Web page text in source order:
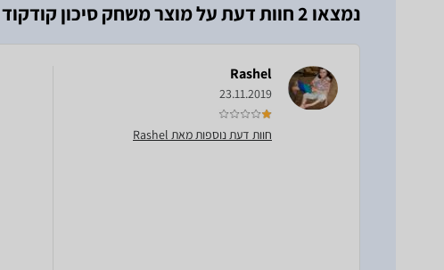
נמצאו 2 חוות דעת על מוצר משחק סיכון ‏קודקוד
Rashel
23.11.2019
חוות דעת נוספות מאת Rashel